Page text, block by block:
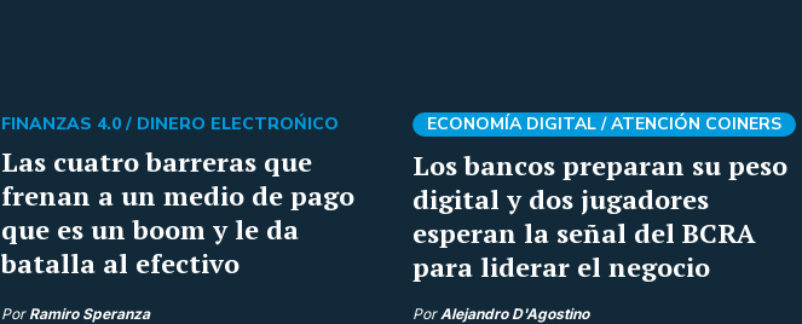
Las cuatro barreras que
frenan a un medio de pago
que es un boom y le da
batalla al efectivo
FINANZAS 4.0 / DINERO ELECTROŃICO
Por Ramiro Speranza
Los bancos preparan su peso
digital y dos jugadores
esperan la señal del BCRA
para liderar el negocio
ECONOMÍA DIGITAL /ATENCIÓN COINERS
PorAlejandro D'Agostino